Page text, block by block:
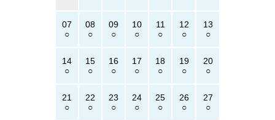
07 08 09 10 11 12 13
14 15 16 17 18 19 20
21 22 23 24 25 26 27